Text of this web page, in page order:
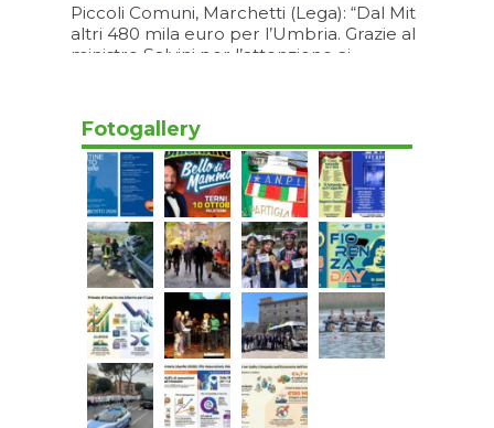
Piccoli Comuni, Marchetti (Lega): “Dal Mit
altri 480 mila euro per l’Umbria. Grazie al
ministro Salvini per l’attenzione ai
Fotogallery